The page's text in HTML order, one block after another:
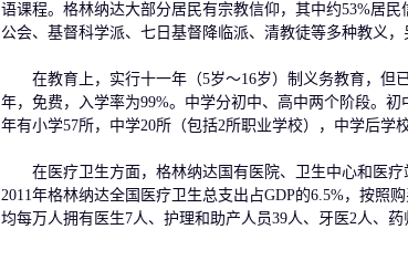
语课程。格林纳达大部分居民有宗教信仰，其中约53%居
公会、基督科学派、七日基督降临派、清教徒等多种教义
在教育上，实行十一年（5岁～16岁）制义务教育，但
年，免费，入学率为99%。中学分初中、高中两个阶段。
年有小学57所，中学20所（包括2所职业学校），中学后学
在医疗卫生方面，格林纳达国有医院、卫生中心和医疗
2011年格林纳达全国医疗卫生总支出占GDP的6.5%，按照
均每万人拥有医生7人、护理和助产人员39人、牙医2人、药